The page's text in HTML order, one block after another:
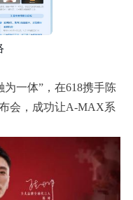
一体”，在618携手陈
会，成功让A-MAX系